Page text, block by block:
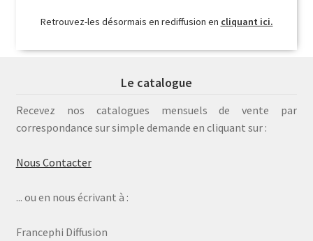
Retrouvez-les désormais en rediffusion en cliquant ici.
Le catalogue
Recevez nos catalogues mensuels de vente par
correspondance sur simple demande en cliquant sur :
Nous Contacter
... ou en nous écrivant à :
Francephi Diffusion